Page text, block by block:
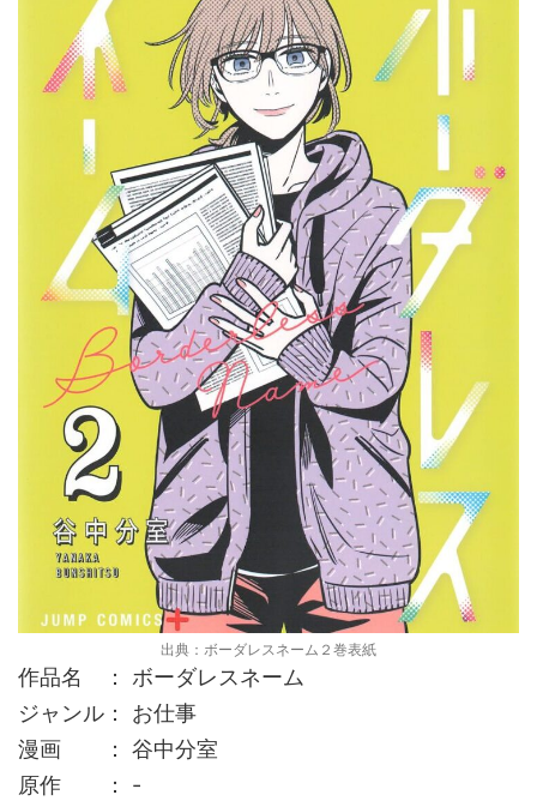
出典：ボーダレスネーム２巻表紙
作品名 ： ボーダレスネーム
ジャンル： お仕事
漫画 ： 谷中分室
原作 ： -